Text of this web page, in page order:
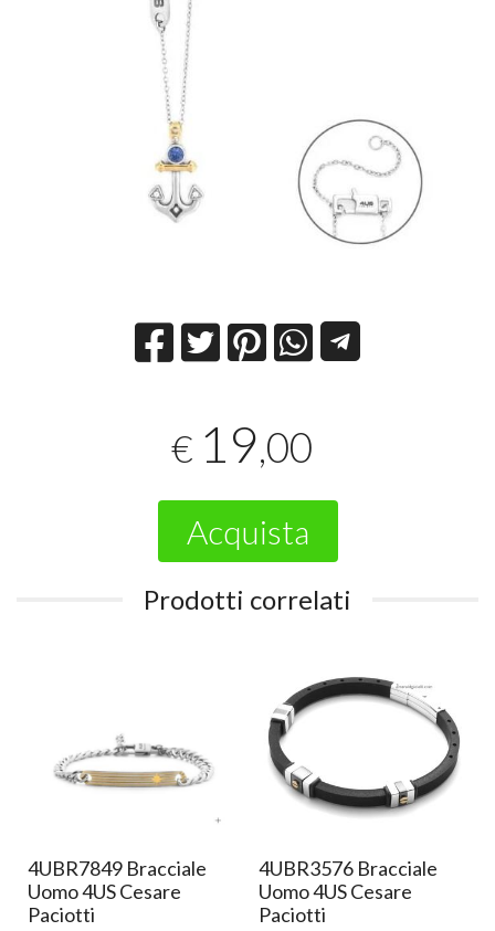
€ 19,00
Acquista
Prodotti correlati
4UBR7849 Bracciale
Uomo 4US Cesare
Paciotti
4UBR3576 Bracciale
Uomo 4US Cesare
Paciotti